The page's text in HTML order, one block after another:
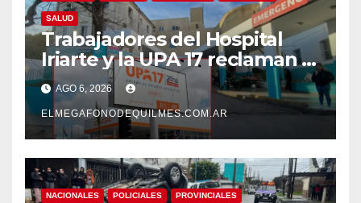
SALUD
Trabajadores del Hospital
Iriarte y la UPA 17 reclaman el
pase a planta de becarios y
mejoras laborales
AGO 6, 2026
ELMEGAFONODEQUILMES.COM.AR
NACIONALES POLICIALES PROVINCIALES